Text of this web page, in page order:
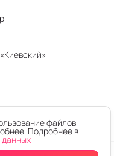
файлов
Подробнее в
данных